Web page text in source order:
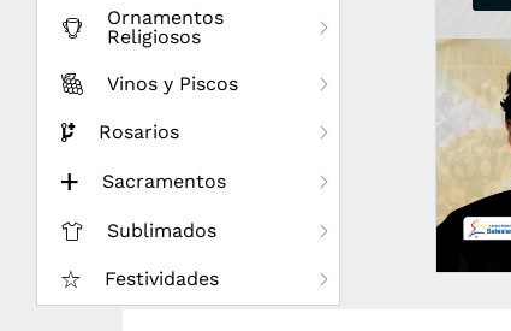
Ornamentos
Religiosos
Vinos y Piscos
Rosarios
Sacramentos
Sublimados
Festividades